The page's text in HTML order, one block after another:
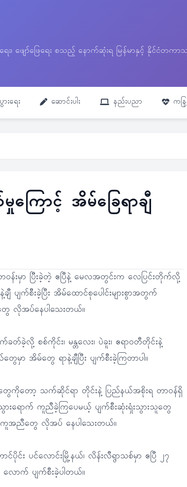
မှုရေး၊ ဖျော်ဖြေရေး စသည့် နောက်ဆုံးရ မြန်မာနှင့် နို
ားရေး ဆောင်းပါး နည်းပညာ ကန
ကြောင့် အိမ်ခြေရာချီ
တဝန်းမှာ ပြီးခဲ့တဲ့ ဧပြီနဲ့ မေလအတွင်းက လေပြင်းတိုက်လို့
ချီ ပျက်စီးခဲ့ပြီး အိမ်ထောင်စုပေါင်းများစွာအတွက်
လိုအပ်နေပါသေးတယ်။
ခတ်ခဲ့လို့ စစ်ကိုင်း၊ မန္တလေး၊ ပဲခူး၊ ဧရာဝတီတိုင်းနဲ့
ေမှာ အိမ်တွေ ရာနဲ့ချီပြီး ပျက်စီးခဲ့ကြတာပါ။
တွေကိုတော့ သက်ဆိုင်ရာ တိုင်းနဲ့ ပြည်နယ်အစိုးရ တာဝန်ရှိ
ရောက် ကူညီခဲ့ကြပေမယ့် ပျက်စီးဆုံးရှုံးသွားသူတွေ
ညီတွေ လိုအပ် နေပါသေးတယ်။
ာင်ပိုင်း ပင်လောင်းမြို့နယ်၊ လိန်းလီရွာသစ်မှာ ဧပြီ ၂၇
ောက် ပျက်စီးခဲ့ပါတယ်။